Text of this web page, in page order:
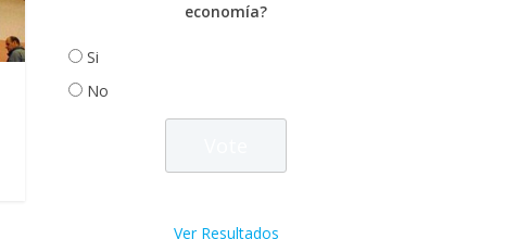
economía?
Si
No
Ver Resultados